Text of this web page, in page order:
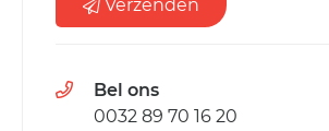
Verzenden
Bel ons
0032 89 70 16 20